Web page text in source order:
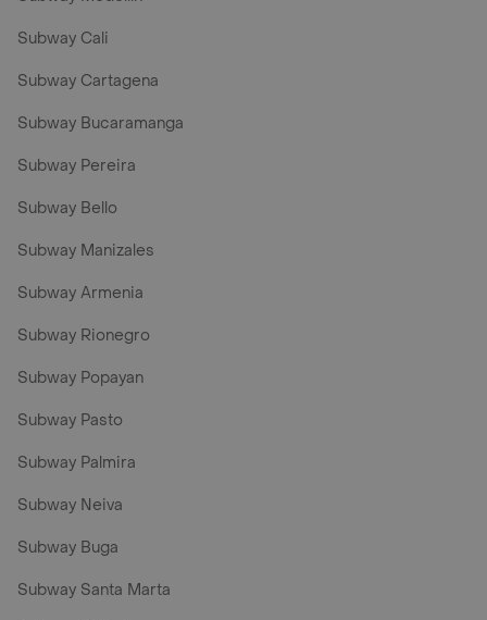
Subway Cali
Subway Cartagena
Subway Bucaramanga
Subway Pereira
Subway Bello
Subway Manizales
Subway Armenia
Subway Rionegro
Subway Popayan
Subway Pasto
Subway Palmira
Subway Neiva
Subway Buga
Subway Santa Marta